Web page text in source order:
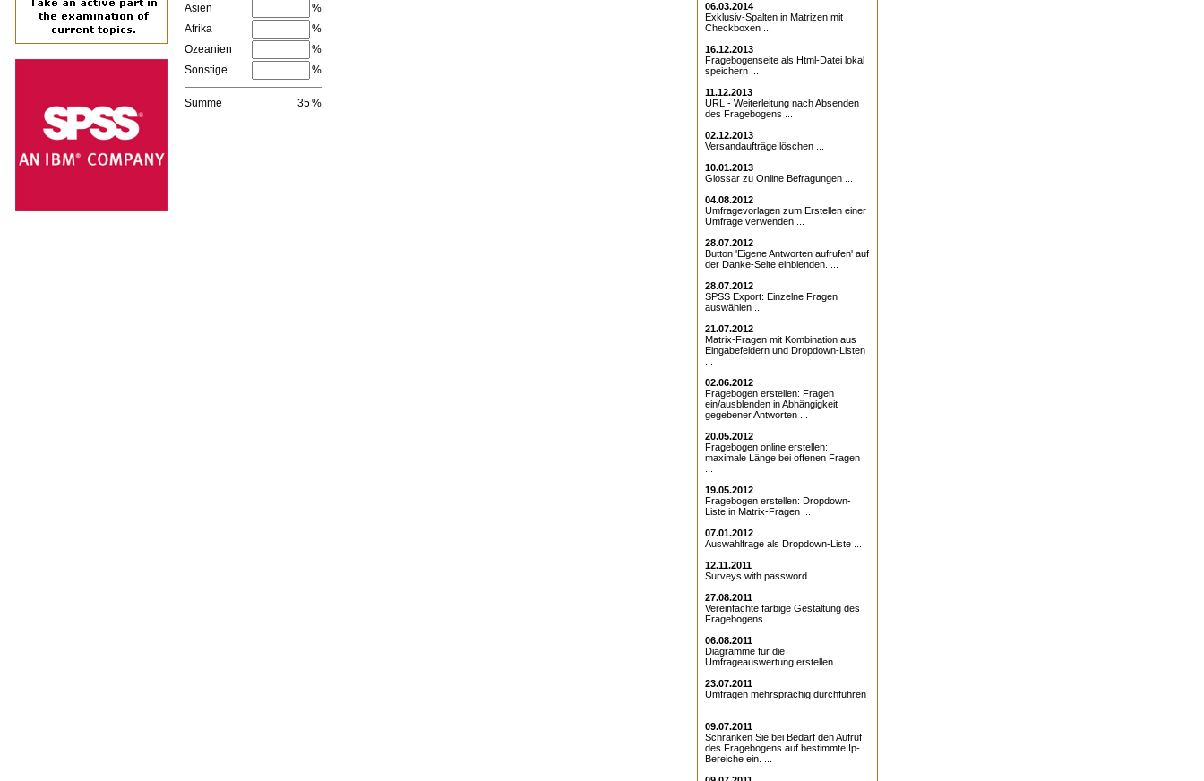
Asien
%
Afrika
%
Ozeanien
%
Sonstige
%
Summe 35%
06.03.2014
Exklusiv-Spalten in Matrizen mit
Checkboxen ...
16.12.2013
Fragebogenseite als Html-Datei lokal
speichern ...
11.12.2013
URL - Weiterleitung nach Absenden
des Fragebogens ...
02.12.2013
Versandaufträge löschen ...
10.01.2013
Glossar zu Online Befragungen ...
04.08.2012
Umfragevorlagen zum Erstellen einer
Umfrage verwenden ...
28.07.2012
Button 'Eigene Antworten aufrufen' auf
der Danke-Seite einblenden. ...
28.07.2012
SPSS Export: Einzelne Fragen
auswählen ...
21.07.2012
Matrix-Fragen mit Kombination aus
Eingabefeldern und Dropdown-Listen
02.06.2012
Fragebogen erstellen: Fragen
ein/ausblenden in Abhängigkeit
gegebener Antworten ...
20.05.2012
Fragebogen online erstellen:
maximale Länge bei offenen Fragen
19.05.2012
Fragebogen erstellen: Dropdown-
Liste in Matrix-Fragen ...
07.01.2012
Auswahlfrage als Dropdown-Liste ...
12.11.2011
Surveys with password ...
27.08.2011
Vereinfachte farbige Gestaltung des
Fragebogens ...
06.08.2011
Diagramme für die
Umfrageauswertung erstellen ...
23.07.2011
Umfragen mehrsprachig durchführen
09.07.2011
Schränken Sie bei Bedarf den Aufruf
des Fragebogens auf bestimmte Ip-
Bereiche ein. ...